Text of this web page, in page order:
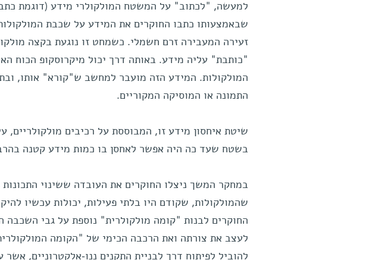
למעשה, "לכתוב" על המשטח המולקולרי מידע (דוגמת
שבאמצעותו כתבו החוקרים את המידע על שכבת
זעירה המעבירה זרם חשמלי. כשמחט זו נוגעת בקצה
"כותבת" עליה מידע. באותה דרך יכול מיקרוסקופ הכוח
המולקולות. המידע הזה מועבר למחשב ש"קורא" אותו,
התמונה או המוסיקה המקוריים.
שיטת איחסון מידע זו, המבוססת על רכיבים מולקולריים,
בשטח שעד כה היה אפשר לאחסן בו כמות מידע קטנה
במחקר המשך ניצלו החוקרים את העובדה ששינוי
שהמולקולות, שקודם היו בלתי פעילות, יכולות עכשיו
החוקרים לבנות "קומה מולקולרית" נוספת על גבי השכבה
לעצב את צורתה ואת הרכבה הכימי של "הקומה
להוביל לפיתוח דרך לבניית התקנים ננו-אלקטרוניים, אשר